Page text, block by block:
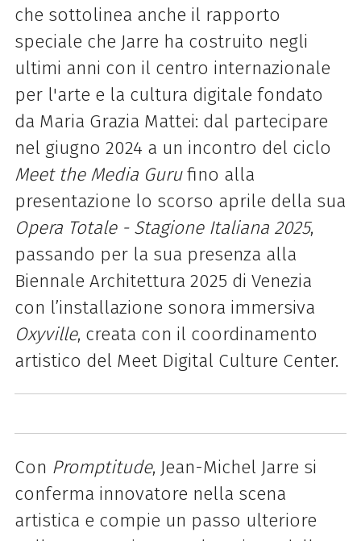
che sottolinea anche il rapporto
speciale che Jarre ha costruito negli
ultimi anni con il centro internazionale
per l'arte e la cultura digitale fondato
da Maria Grazia Mattei: dal partecipare
nel giugno 2024 a un incontro del ciclo
Meet the Media Gurufino alla
presentazione lo scorso aprile della sua
Opera Totale - Stagione Italiana 2025,
passando per la sua presenza alla
Biennale Architettura 2025 di Venezia
con l’installazione sonora immersiva
Oxyville, creata con il coordinamento
artistico del Meet Digital Culture Center.
Con Promptitude, Jean-Michel Jarre si
conferma innovatore nella scena
artistica e compie un passo ulteriore